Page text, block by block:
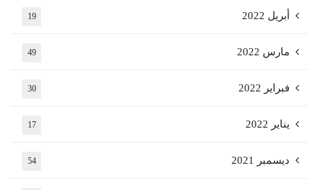
أبريل 2022 19
مارس 2022 49
فبراير 2022 30
يناير 2022 17
ديسمبر 2021 54